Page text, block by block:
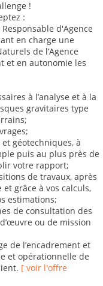
!
:
d'Agence
en charge une
de l’Agence
et en autonomie les
à l’analyse et à la
gravitaires type
géotechniques, à
puis au plus près de
votre rapport;
de travaux, après
grâce à vos calculs,
estimations;
de consultation des
ou de mission
de l’encadrement et
et opérationnelle de
[ voir l'offre